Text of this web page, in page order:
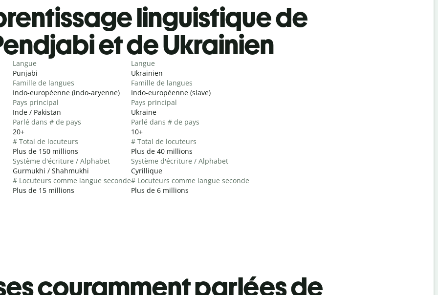
linguistique de
et de Ukrainien
Langue
Punjabi
Famille de langues
Indo-européenne (indo-aryenne)
Pays principal
Inde / Pakistan
Parlé dans # de pays
20+
# Total de locuteurs
Plus de 150 millions
Système d'écriture / Alphabet
Gurmukhi / Shahmukhi
# Locuteurs comme langue seconde
Plus de 15 millions
Langue
Ukrainien
Famille de langues
Indo-européenne (slave)
Pays principal
Ukraine
Parlé dans # de pays
10+
# Total de locuteurs
Plus de 40 millions
Système d'écriture / Alphabet
Cyrillique
# Locuteurs comme langue seconde
Plus de 6 millions
couramment parlées de